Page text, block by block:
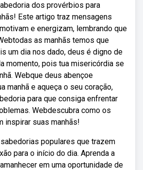
dos provérbios para
Este artigo traz mensagens
e energizam, lembrando que
as manhãs temos que
um dia nos dado, deus é digno de
momento, pois tua misericórdia se
Webque deus abençoe
manhã e aqueça o seu coração,
para que consiga enfrentar
Webdescubra como os
inspirar suas manhãs!
populares que trazem
para o início do dia. Aprenda a
em uma oportunidade de